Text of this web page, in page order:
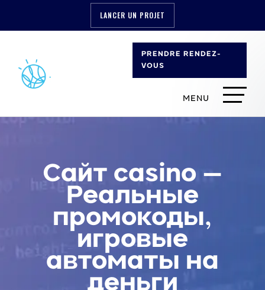
LANCER UN PROJET
PRENDRE RENDEZ-
VOUS
Сайт casino —
Реальные
промокоды,
игровые
автоматы на
деньги